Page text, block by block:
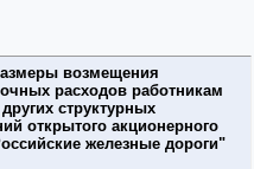
возмещения
расходов работникам
структурных
открытого акционерного
железные дороги"